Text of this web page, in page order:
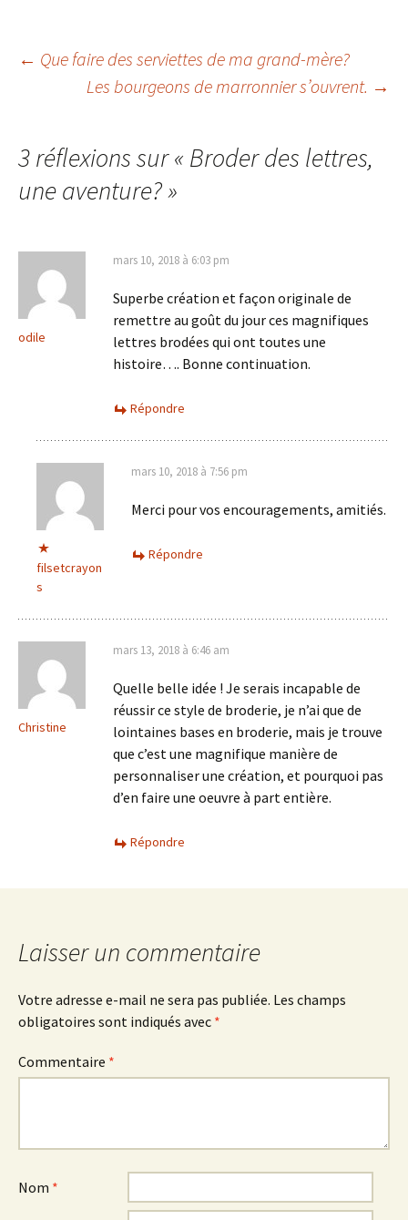
Navigation
articles
← Que faire des serviettes de ma grand-mère?
Les bourgeons de marronnier s’ouvrent. →
3 réflexions sur « Broder des lettres,
une aventure?»
odile
mars 10, 2018 à 6:03 pm
Superbe création et façon originale de
remettre au goût du jour ces magnifiques
lettres brodées qui ont toutes une
histoire…. Bonne continuation.
Répondre
filsetcrayon
s
mars 10, 2018 à 7:56 pm
Merci pour vos encouragements, amitiés.
Répondre
Christine
mars 13, 2018 à 6:46 am
Quelle belle idée ! Je serais incapable de
réussir ce style de broderie, je n’ai que de
lointaines bases en broderie, mais je trouve
que c’est une magnifique manière de
personnaliser une création, et pourquoi pas
d’en faire une oeuvre à part entière.
Répondre
Laisser un commentaire
Votre adresse e-mail ne sera pas publiée. Les champs
obligatoires sont indiqués avec *
Commentaire *
Nom *